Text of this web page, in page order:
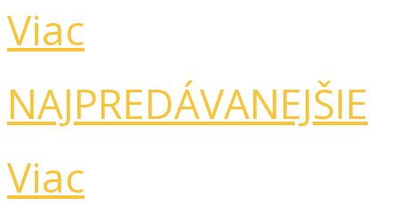
Viac
NAJPREDÁVANEJŠIE
Viac